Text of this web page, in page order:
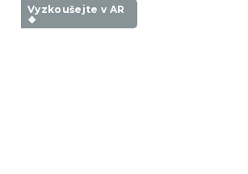
Vyzkoušejte v AR
❖